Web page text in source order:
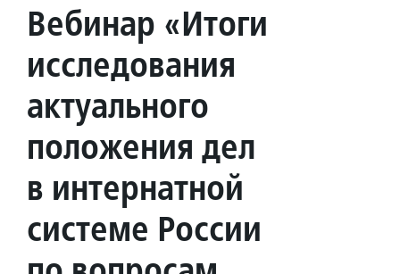
Вебинар «Итоги
исследования
актуального
положения дел
в интернатной
системе России